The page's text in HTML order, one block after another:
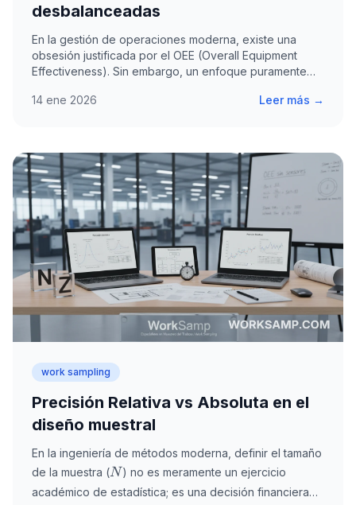
desbalanceadas
En la gestión de operaciones moderna, existe una
obsesión justificada por el OEE (Overall Equipment
Effectiveness). Sin embargo, un enfoque puramente
14 ene 2026
Leer más →
work sampling
Precisión Relativa vs Absoluta en el
diseño muestral
En la ingeniería de métodos moderna, definir el tamaño
de la muestra (N
N) no es meramente un ejercicio
académico de estadística; es una decisión financiera